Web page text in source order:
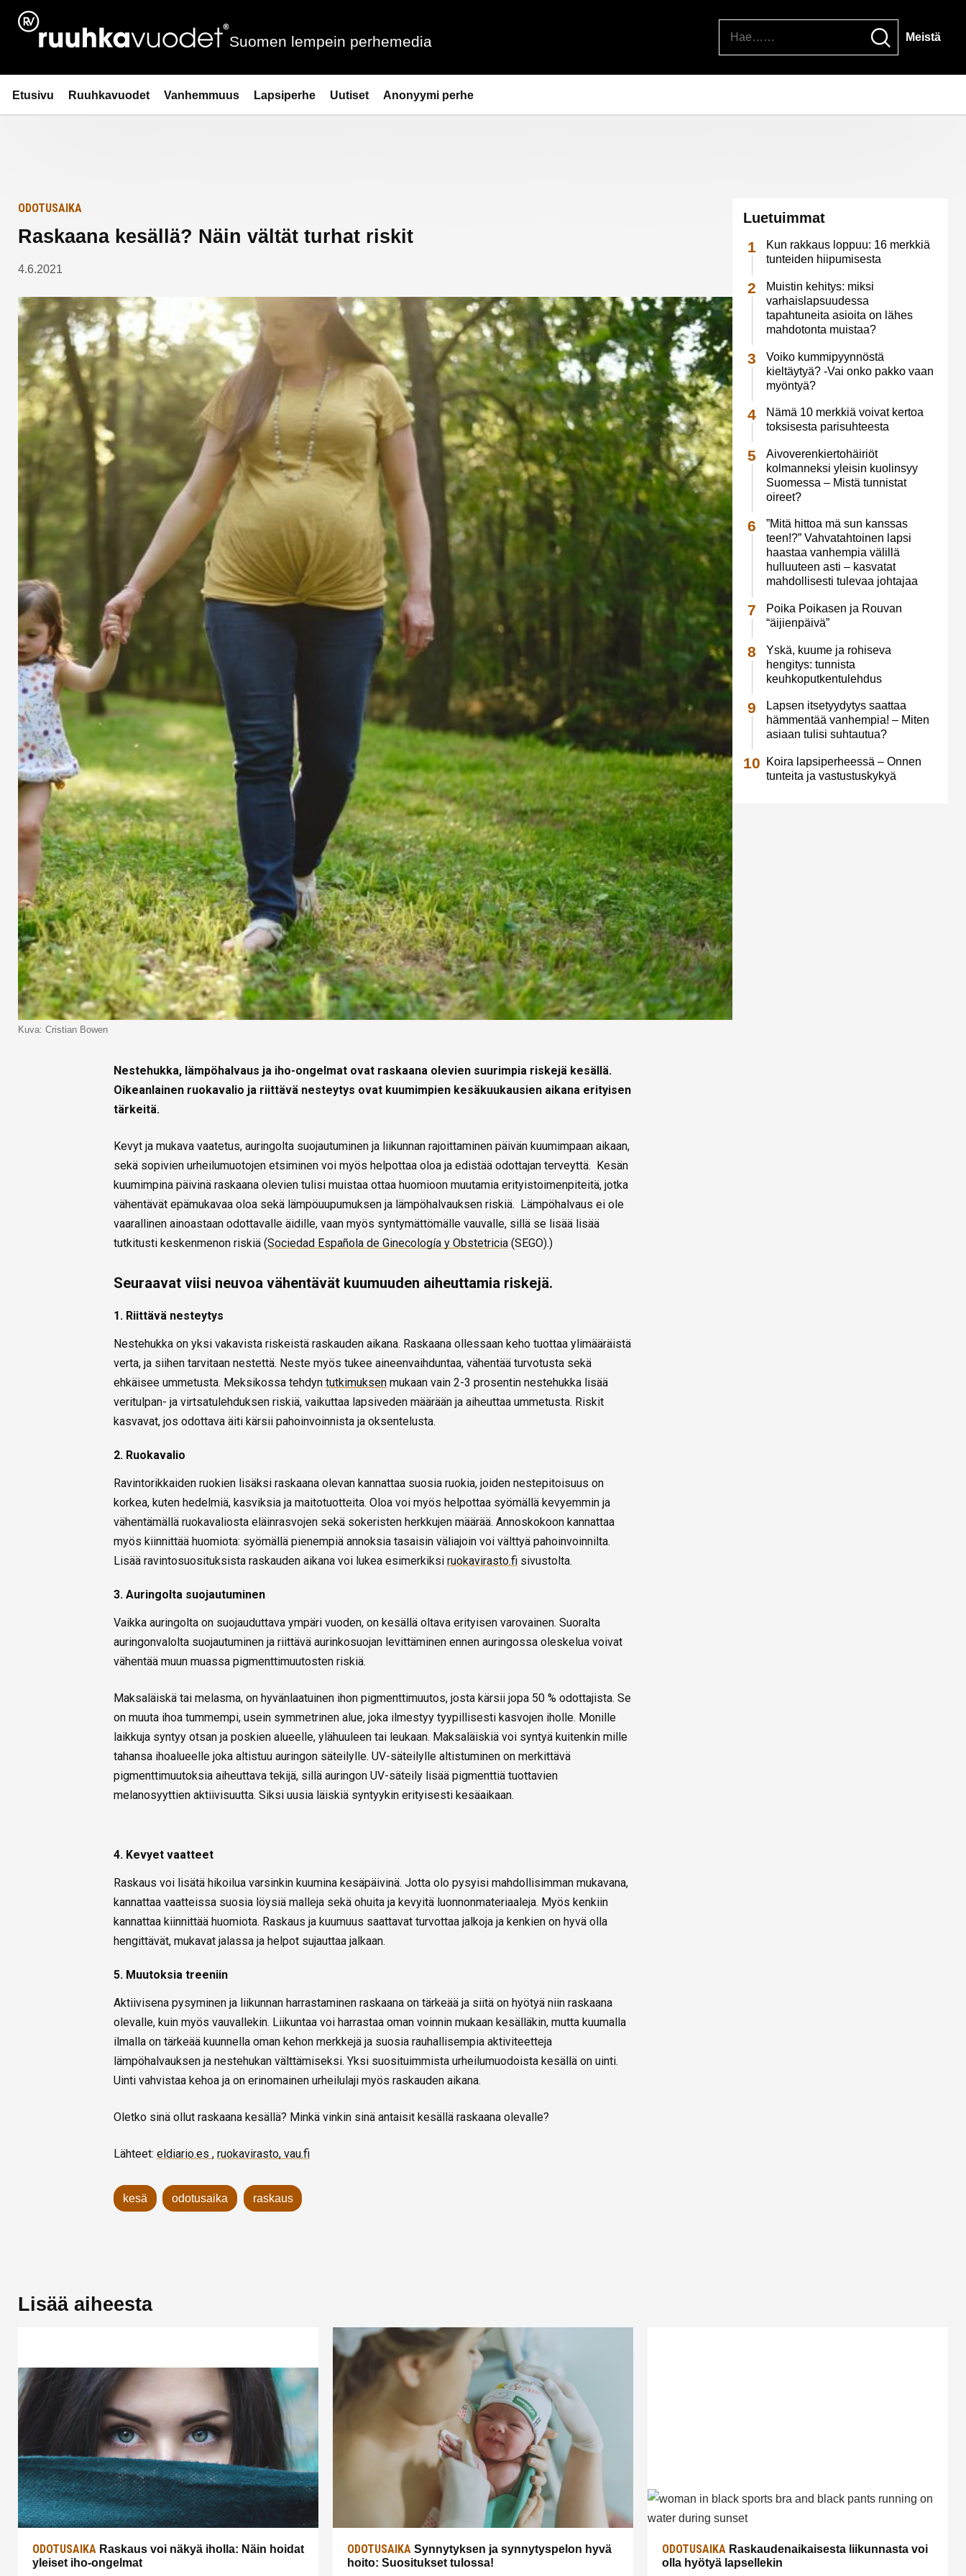
Siirry
sisältöön
Ruuhkavuodet.fi
Suomen lempein perhemedia Meistä
Etusivu Ruuhkavuodet Vanhemmuus Lapsiperhe Uutiset Anonyymi perhe
Etusivulle
ODOTUSAIKA
Raskaana kesällä? Näin vältät turhat riskit
4.6.2021
Kuva: Cristian Bowen
Nestehukka, lämpöhalvaus ja iho-ongelmat ovat raskaana olevien suurimpia riskejä kesällä.
Oikeanlainen ruokavalio ja riittävä nesteytys ovat kuumimpien kesäkuukausien aikana erityisen
tärkeitä.
Kevyt ja mukava vaatetus, auringolta suojautuminen ja liikunnan rajoittaminen päivän kuumimpaan aikaan,
sekä sopivien urheilumuotojen etsiminen voi myös helpottaa oloa ja edistää odottajan terveyttä. Kesän
kuumimpina päivinä raskaana olevien tulisi muistaa ottaa huomioon muutamia erityistoimenpiteitä, jotka
vähentävät epämukavaa oloa sekä lämpöuupumuksen ja lämpöhalvauksen riskiä. Lämpöhalvaus ei ole
vaarallinen ainoastaan odottavalle äidille, vaan myös syntymättömälle vauvalle, sillä se lisää lisää
tutkitusti keskenmenon riskiä (Sociedad Española de Ginecología y Obstetricia (SEGO).)
Seuraavat viisi neuvoa vähentävät kuumuuden aiheuttamia riskejä.
1. Riittävä nesteytys
Nestehukka on yksi vakavista riskeistä raskauden aikana. Raskaana ollessaan keho tuottaa ylimääräistä
verta, ja siihen tarvitaan nestettä. Neste myös tukee aineenvaihduntaa, vähentää turvotusta sekä
ehkäisee ummetusta. Meksikossa tehdyn tutkimuksen mukaan vain 2-3 prosentin nestehukka lisää
veritulpan- ja virtsatulehduksen riskiä, vaikuttaa lapsiveden määrään ja aiheuttaa ummetusta. Riskit
kasvavat, jos odottava äiti kärsii pahoinvoinnista ja oksentelusta.
2. Ruokavalio
Ravintorikkaiden ruokien lisäksi raskaana olevan kannattaa suosia ruokia, joiden nestepitoisuus on
korkea, kuten hedelmiä, kasviksia ja maitotuotteita. Oloa voi myös helpottaa syömällä kevyemmin ja
vähentämällä ruokavaliosta eläinrasvojen sekä sokeristen herkkujen määrää. Annoskokoon kannattaa
myös kiinnittää huomiota: syömällä pienempiä annoksia tasaisin väliajoin voi välttyä pahoinvoinnilta.
Lisää ravintosuosituksista raskauden aikana voi lukea esimerkiksi ruokavirasto.fi sivustolta.
3. Auringolta suojautuminen
Vaikka auringolta on suojauduttava ympäri vuoden, on kesällä oltava erityisen varovainen. Suoralta
auringonvalolta suojautuminen ja riittävä aurinkosuojan levittäminen ennen auringossa oleskelua voivat
vähentää muun muassa pigmenttimuutosten riskiä.
Maksaläiskä tai melasma, on hyvänlaatuinen ihon pigmenttimuutos, josta kärsii jopa 50 % odottajista. Se
on muuta ihoa tummempi, usein symmetrinen alue, joka ilmestyy tyypillisesti kasvojen iholle. Monille
laikkuja syntyy otsan ja poskien alueelle, ylähuuleen tai leukaan. Maksaläiskiä voi syntyä kuitenkin mille
tahansa ihoalueelle joka altistuu auringon säteilylle. UV-säteilylle altistuminen on merkittävä
pigmenttimuutoksia aiheuttava tekijä, sillä auringon UV-säteily lisää pigmenttiä tuottavien
melanosyyttien aktiivisuutta. Siksi uusia läiskiä syntyykin erityisesti kesäaikaan.
4. Kevyet vaatteet
Raskaus voi lisätä hikoilua varsinkin kuumina kesäpäivinä. Jotta olo pysyisi mahdollisimman mukavana,
kannattaa vaatteissa suosia löysiä malleja sekä ohuita ja kevyitä luonnonmateriaaleja. Myös kenkiin
kannattaa kiinnittää huomiota. Raskaus ja kuumuus saattavat turvottaa jalkoja ja kenkien on hyvä olla
hengittävät, mukavat jalassa ja helpot sujauttaa jalkaan.
5. Muutoksia treeniin
Aktiivisena pysyminen ja liikunnan harrastaminen raskaana on tärkeää ja siitä on hyötyä niin raskaana
olevalle, kuin myös vauvallekin. Liikuntaa voi harrastaa oman voinnin mukaan kesälläkin, mutta kuumalla
ilmalla on tärkeää kuunnella oman kehon merkkejä ja suosia rauhallisempia aktiviteetteja
lämpöhalvauksen ja nestehukan välttämiseksi. Yksi suosituimmista urheilumuodoista kesällä on uinti.
Uinti vahvistaa kehoa ja on erinomainen urheilulaji myös raskauden aikana.
Oletko sinä ollut raskaana kesällä? Minkä vinkin sinä antaisit kesällä raskaana olevalle?
Lähteet: eldiario.es , ruokavirasto, vau.fi
kesä odotusaika raskaus
Luetuimmat
Kun rakkaus loppuu: 16 merkkiä
tunteiden hiipumisesta
Muistin kehitys: miksi
varhaislapsuudessa
tapahtuneita asioita on lähes
mahdotonta muistaa?
Voiko kummipyynnöstä
kieltäytyä? -Vai onko pakko vaan
myöntyä?
Nämä 10 merkkiä voivat kertoa
toksisesta parisuhteesta
Aivoverenkiertohäiriöt
kolmanneksi yleisin kuolinsyy
Suomessa – Mistä tunnistat
oireet?
”Mitä hittoa mä sun kanssas
teen!?” Vahvatahtoinen lapsi
haastaa vanhempia välillä
hulluuteen asti – kasvatat
mahdollisesti tulevaa johtajaa
Poika Poikasen ja Rouvan
“äijienpäivä”
Yskä, kuume ja rohiseva
hengitys: tunnista
keuhkoputkentulehdus
Lapsen itsetyydytys saattaa
hämmentää vanhempia! – Miten
asiaan tulisi suhtautua?
Koira lapsiperheessä – Onnen
tunteita ja vastustuskykyä
Lisää aiheesta
ODOTUSAIKA Raskaus voi näkyä iholla: Näin hoidat
yleiset iho-ongelmat
ODOTUSAIKA Synnytyksen ja synnytyspelon hyvä
hoito: Suositukset tulossa!
ODOTUSAIKA Raskaudenaikaisesta liikunnasta voi
olla hyötyä lapsellekin